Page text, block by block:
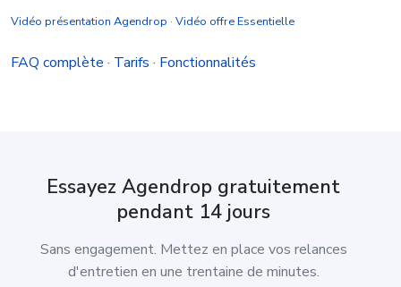
Vidéo présentation Agendrop · Vidéo offre Essentielle
FAQ complète · Tarifs · Fonctionnalités
Essayez Agendrop gratuitement
pendant 14 jours
Sans engagement. Mettez en place vos relances
d'entretien en une trentaine de minutes.